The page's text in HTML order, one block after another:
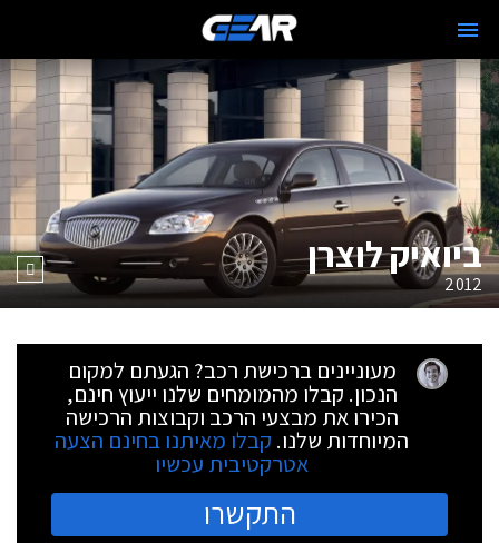
ביואיק לוצרן
2012
מעוניינים ברכישת רכב? הגעתם למקום
הנכון. קבלו מהמומחים שלנו ייעוץ חינם,
הכירו את מבצעי הרכב וקבוצות הרכישה
המיוחדות שלנו. קבלו מאיתנו בחינם הצעה
אטרקטיבית עכשיו
התקשרו